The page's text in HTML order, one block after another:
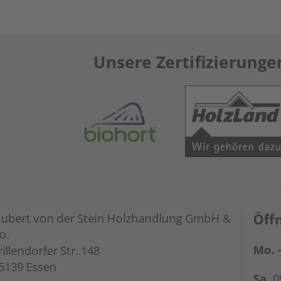
Unsere
von der Stein Holzhandlung GmbH &
Str. 148
Essen
Mo.